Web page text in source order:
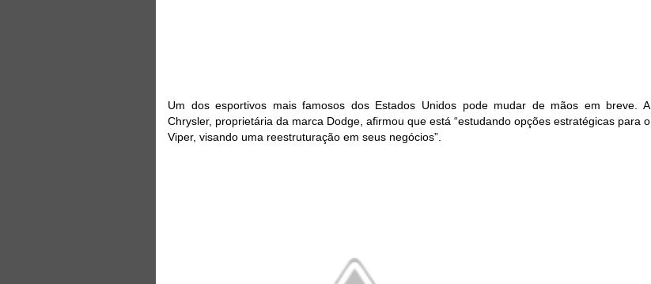
Um dos esportivos mais famosos dos Estados Unidos pode mudar de mãos em breve. A
Chrysler, proprietária da marca Dodge, afirmou que está “estudando opções estratégicas para o
Viper, visando uma reestruturação em seus negócios”.